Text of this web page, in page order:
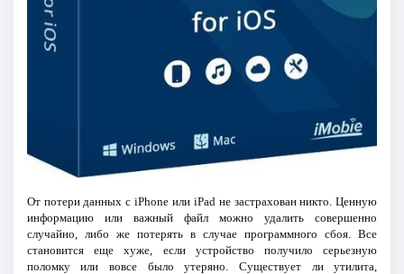
От потери данных с iPhone или iPad не застрахован никто. Ценную
информацию или важный файл можно удалить совершенно
случайно, либо же потерять в случае программного сбоя. Все
становится еще хуже, если устройство получило серьезную
поломку или вовсе было утеряно. Существует ли утилита,